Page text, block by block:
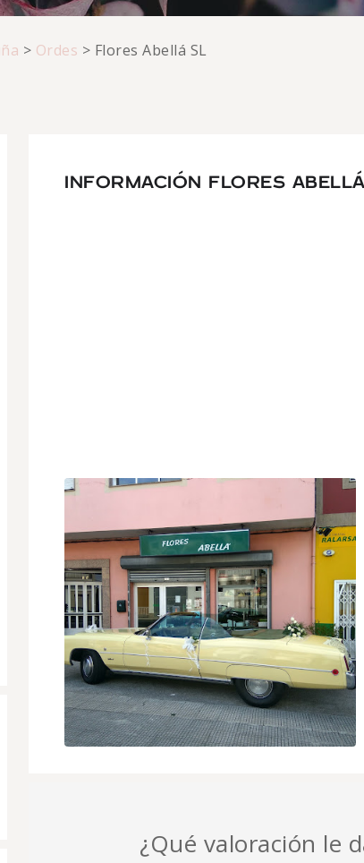
> Ordes > Flores Abellá SL
INFORMACIÓN FLORES
¿Qué valoración le